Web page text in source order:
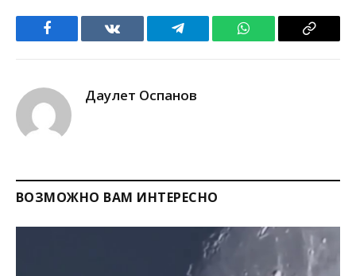
Facebook VKontakteTelegram WhatsApp Copy
Даулет Оспанов
ВОЗМОЖНО ВАМ ИНТЕРЕСНО